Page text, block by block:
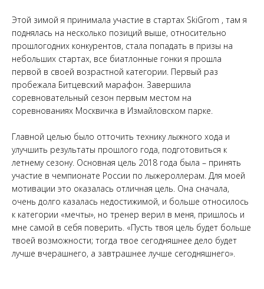
Этой зимой я принимала участие в стартах SkiGrom , там я
поднялась на несколько позиций выше, относительно
прошлогодних конкурентов, стала попадать в призы на
небольших стартах, все биатлонные гонки я прошла
первой в своей возрастной категории. Первый раз
пробежала Битцевский марафон. Завершила
соревновательный сезон первым местом на
соревнованиях Москвичка в Измайловском парке.
Главной целью было отточить технику лыжного хода и
улучшить результаты прошлого года, подготовиться к
летнему сезону. Основная цель 2018 года была – принять
участие в чемпионате России по лыжероллерам. Для моей
мотивации это оказалась отличная цель. Она сначала,
очень долго казалась недостижимой, и больше относилось
к категории «мечты», но тренер верил в меня, пришлось и
мне самой в себя поверить. «Пусть твоя цель будет больше
твоей возможности; тогда твое сегодняшнее дело будет
лучше вчерашнего, а завтрашнее лучше сегодняшнего».